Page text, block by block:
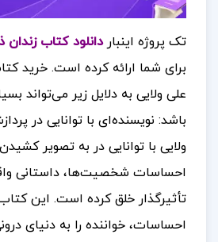
تک پروژه اینبار دانلود کتاب
برای شما ارائه کرده است. خرید
علی ولایی به دلایل زیر می‌تواند
باشد: نویسنده‌ای با توانایی در
ولایی با توانایی در به تصویر
احساسات شخصیت‌ها، داستانی
تأثیرگذار خلق کرده است. این کتاب
احساسات، خواننده را به دنیای